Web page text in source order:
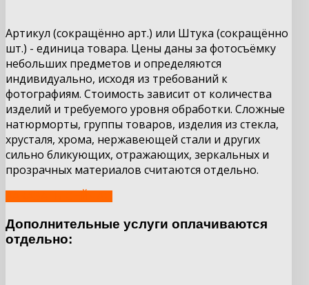
Артикул (сокращённо арт.) или Штука (сокращённо
шт.) - единица товара. Цены даны за фотосъёмку
небольших предметов и определяются
индивидуально, исходя из требований к
фотографиям. Стоимость зависит от количества
изделий и требуемого уровня обработки. Сложные
натюрморты, группы товаров, изделия из стекла,
хрусталя, хрома, нержавеющей стали и других
сильно бликующих, отражающих, зеркальных и
прозрачных материалов считаются отдельно.
Дополнительные услуги оплачиваются
отдельно: